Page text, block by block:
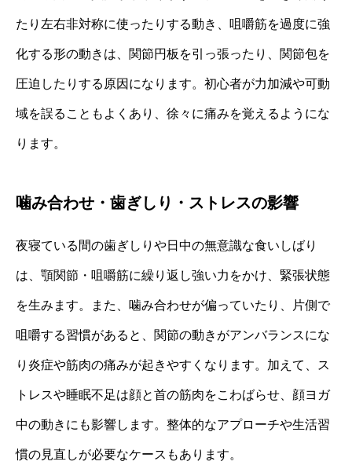
たり左右非対称に使ったりする動き、咀嚼筋を過度に強
化する形の動きは、関節円板を引っ張ったり、関節包を
圧迫したりする原因になります。初心者が力加減や可動
域を誤ることもよくあり、徐々に痛みを覚えるようにな
ります。
噛み合わせ・歯ぎしり・ストレスの影響
夜寝ている間の歯ぎしりや日中の無意識な食いしばり
は、顎関節・咀嚼筋に繰り返し強い力をかけ、緊張状態
を生みます。また、噛み合わせが偏っていたり、片側で
咀嚼する習慣があると、関節の動きがアンバランスにな
り炎症や筋肉の痛みが起きやすくなります。加えて、ス
トレスや睡眠不足は顔と首の筋肉をこわばらせ、顔ヨガ
中の動きにも影響します。整体的なアプローチや生活習
慣の見直しが必要なケースもあります。